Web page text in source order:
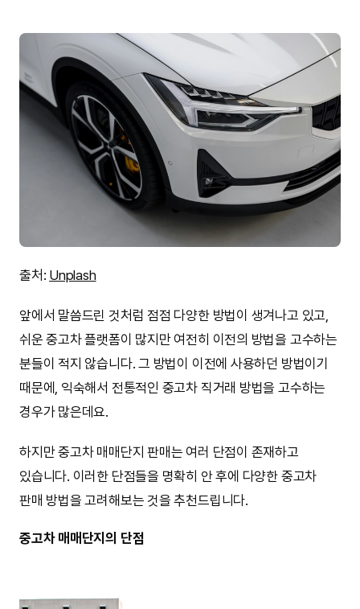
출처: Unplash
앞에서 말씀드린 것처럼 점점 다양한 방법이 생겨나고 있고,
쉬운 중고차 플랫폼이 많지만 여전히 이전의 방법을 고수하는
분들이 적지 않습니다. 그 방법이 이전에 사용하던 방법이기
때문에, 익숙해서 전통적인 중고차 직거래 방법을 고수하는
경우가 많은데요.
하지만 중고차 매매단지 판매는 여러 단점이 존재하고
있습니다. 이러한 단점들을 명확히 안 후에 다양한 중고차
판매 방법을 고려해보는 것을 추천드립니다.
중고차 매매단지의 단점